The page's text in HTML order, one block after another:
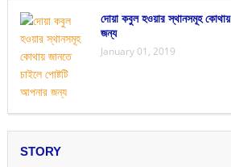
দোয়া কবুল হওয়ার স্থানসমূহ
জন্য
January 01, 2019
STORY